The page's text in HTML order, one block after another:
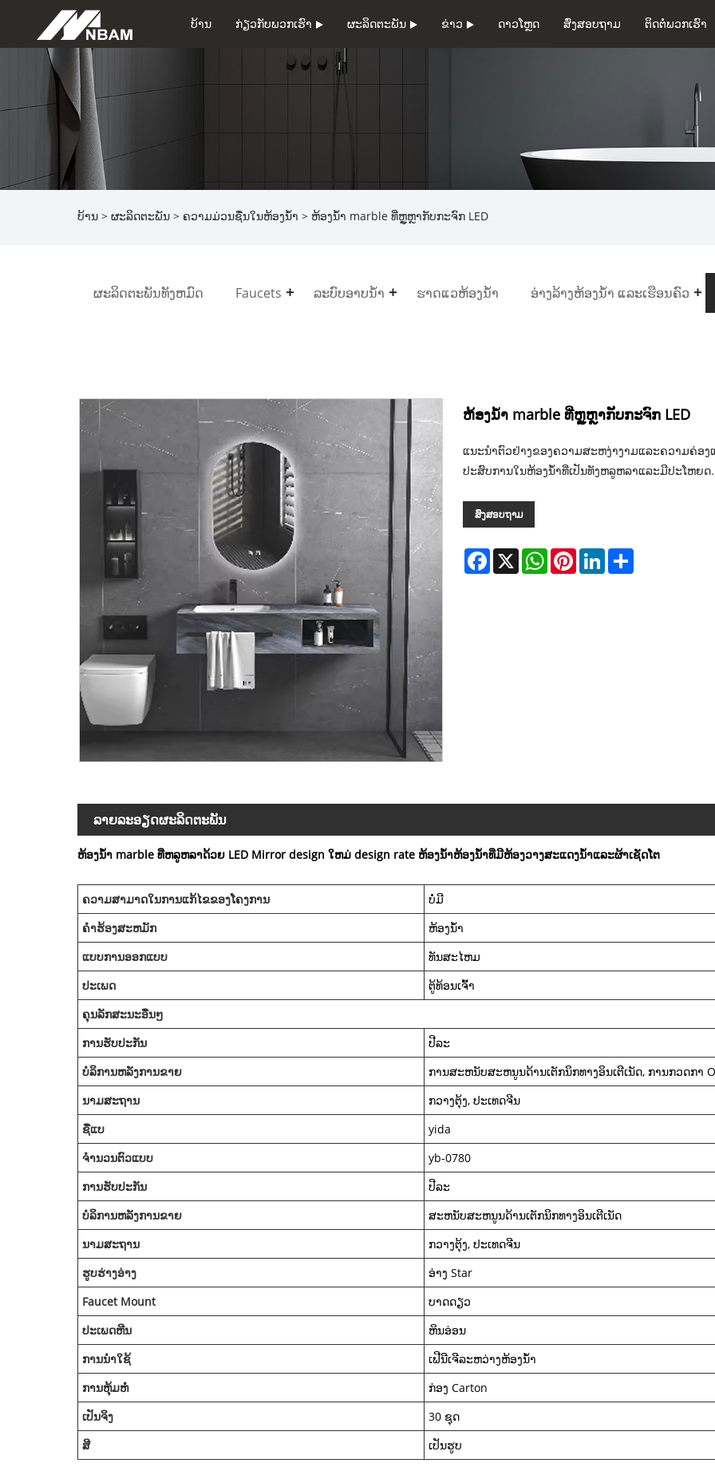
ບ້ານ ກ່ຽວ​ກັບ​ພວກ​ເຮົາ ຜະລິດຕະພັນ ຂ່າວ ດາວໂຫຼດ ສົ່ງສອບຖາມ ຕິດຕໍ່ພວກເຮົາ
ບ້ານ > ຜະລິດຕະພັນ > ຄວາມມ່ວນຊື່ນໃນຫ້ອງນ້ໍາ > ຫ້ອງນ້ໍາ marble ທີ່ຫຼູຫຼາກັບກະຈົກ LED
ຜະລິດຕະພັນທັງຫມົດ Faucets ລະບົບອາບນໍ້າ ຮາດແວຫ້ອງນ້ຳ ອ່າງລ້າງຫ້ອງນ້ຳ ແລະເຮືອນຄົວ
ຫ້ອງນ້ໍາ marble ທີ່ຫຼູຫຼາກັບກະຈົກ LED
ແນະນໍາຕົວຢ່າງຂອງຄວາມສະຫງ່າງາມແລະຄວາມຄ່ອ
ປະສົບການໃນຫ້ອງນ້ໍາທີ່ເປັນທັງຫລູຫລາແລະມີປະໂຫຍດ.
ສົ່ງສອບຖາມ
Facebook
X WhatsAppPinterestLinkedIn
ລາຍ​ລະ​ອຽດ​ຜະ​ລິດ​ຕະ​ພັນ
ຫ້ອງນ້ໍາ marble ທີ່ຫລູຫລາດ້ວຍ LED Mirror design ໃຫມ່ design rate ຫ້ອງນ້ໍາຫ້ອງນ້ໍາທີ່ມີຫ້ອງວາງສະແດງນ້ໍາແລະຜ້າເຊັດໂຕ
ຄວາມສາມາດໃນການແກ້ໄຂຂອງໂຄງການ
ບໍ່ມີ
ຄໍາຮ້ອງສະຫມັກ
ຫ້ອງນໍ້າ
ແບບການອອກແບບ
ທັນສະໄຫມ
ປະເພດ
ຕູ້ທ້ອນເຈົ້າ
ຄຸນລັກສະນະອື່ນໆ
ການຮັບປະກັນ
ປີລະ
ບໍລິການຫລັງການຂາຍ
ການສະຫນັບສະຫນູນດ້ານເຕັກນິກທາງອິນເຕີເນັດ, ການກວດກາ
ນາມສະຖານ
ກວາງຕຸ້ງ, ປະເທດຈີນ
ຊື່ແບ
yida
ຈໍານວນຕົວແບບ
yb-0780
ການຮັບປະກັນ
ປີລະ
ບໍລິການຫລັງການຂາຍ
ສະຫນັບສະຫນູນດ້ານເຕັກນິກທາງອິນເຕີເນັດ
ນາມສະຖານ
ກວາງຕຸ້ງ, ປະເທດຈີນ
ຮູບຮ່າງອ່າງ
ອ່າງ Star
Faucet Mount
ບາດດຽວ
ປະເພດຫີນ
ຫິນອ່ອນ
ການນໍາໃຊ້
ເຟີນີເຈີລະຫວ່າງຫ້ອງນ້ໍາ
ການຫຸ້ມຫໍ່
ກ່ອງ Carton
ເປັນຈິງ
30 ຊຸດ
ສີ
ເປັນຮູບ